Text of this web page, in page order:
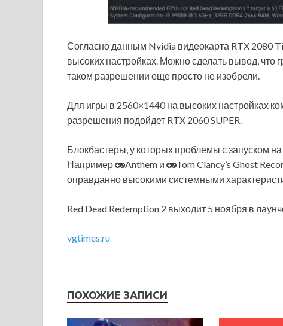
Согласно данным Nvidia видеокарта RTX 2080
высоких настройках. Можно сделать вывод, что
таком разрешении еще просто не изобрели.
Для игры в 2560×1440 на высоких настройках
разрешения подойдет RTX 2060 SUPER.
Блокбастеры, у которых проблемы с запуском
Например
Anthem и
Tom Clancy’s Ghost
оправданно высокими системными
Red Dead Redemption 2 выходит 5 ноября в
vgtimes.ru
ПОХОЖИЕ ЗАПИСИ